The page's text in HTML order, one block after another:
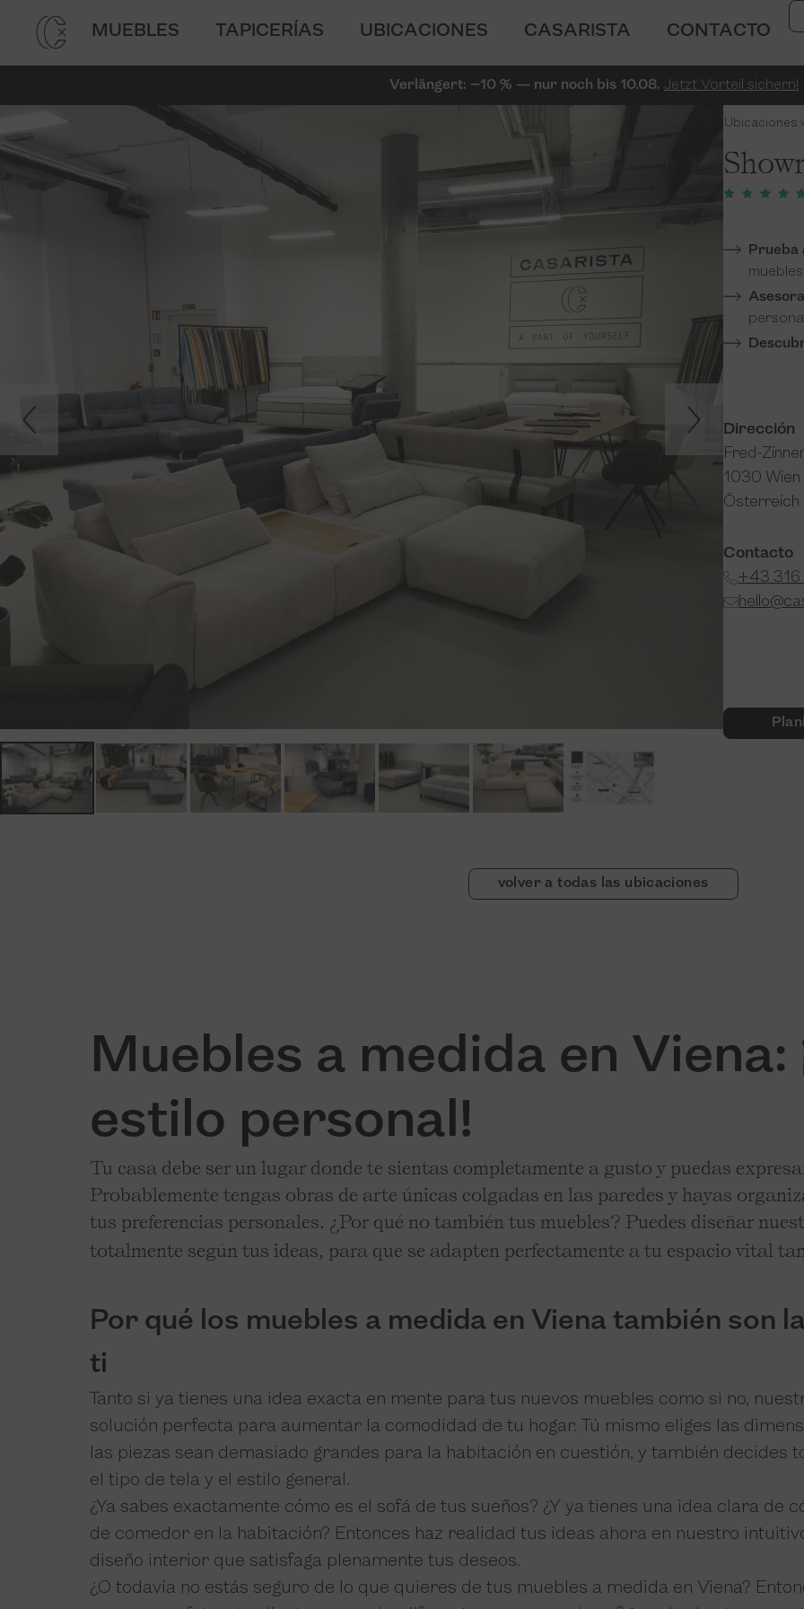
MUEBLES TAPICERÍAS UBICACIONES CASARISTA CONTACTO
Verlängert: −10 % — nur noch bis 10.08. Jetzt Vorteil sichern!
Ubicaciones
Prueba
Dirección
Fred-
1030 Wien
Österreich
Contacto
+43 316
volver a todas las ubicaciones
Muebles a medida en Viena:
estilo personal!
Tu casa debe ser un lugar donde te sientas completamente a gusto y puedas
Probablemente tengas obras de arte únicas colgadas en las paredes y hayas
tus preferencias personales. ¿Por qué no también tus muebles? Puedes diseñar
totalmente según tus ideas, para que se adapten perfectamente a tu espacio vital
Por qué los muebles a medida en Viena también son
ti
Tanto si ya tienes una idea exacta en mente para tus nuevos muebles como si no,
solución perfecta para aumentar la comodidad de tu hogar. Tú mismo eliges las
las piezas sean demasiado grandes para la habitación en cuestión, y también decides
el tipo de tela y el estilo general.
¿Ya sabes exactamente cómo es el sofá de tus sueños? ¿Y ya tienes una idea clara de
de comedor en la habitación? Entonces haz realidad tus ideas ahora en nuestro
diseño interior que satisfaga plenamente tus deseos.
¿O todavía no estás seguro de lo que quieres de tus muebles a medida en Viena?